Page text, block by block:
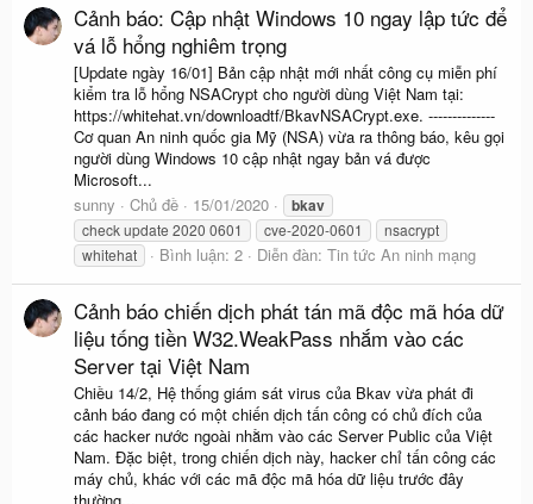
Cảnh báo: Cập nhật Windows 10 ngay lập tức để
vá lỗ hổng nghiêm trọng
[Update ngày 16/01] Bản cập nhật mới nhất công cụ miễn phí
kiểm tra lỗ hổng NSACrypt cho người dùng Việt Nam tại:
https://whitehat.vn/downloadtf/BkavNSACrypt.exe. --------------
Cơ quan An ninh quốc gia Mỹ (NSA) vừa ra thông báo, kêu gọi
người dùng Windows 10 cập nhật ngay bản vá được
Microsoft...
sunny
Chủ đề 15/01/2020 bkav
check update 2020 0601 cve-2020-0601
nsacrypt
whitehat
Bình luận: 2 Diễn đàn: Tin tức An ninh mạng
Cảnh báo chiến dịch phát tán mã độc mã hóa dữ
liệu tống tiền W32.WeakPass nhắm vào các
Server tại Việt Nam
Chiều 14/2, Hệ thống giám sát virus của Bkav vừa phát đi
cảnh báo đang có một chiến dịch tấn công có chủ đích của
các hacker nước ngoài nhằm vào các Server Public của Việt
Nam. Đặc biệt, trong chiến dịch này, hacker chỉ tấn công các
máy chủ, khác với các mã độc mã hóa dữ liệu trước đây